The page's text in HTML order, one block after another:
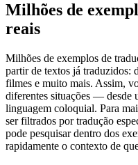
Milhões de
reais
Milhões de exemplos de
partir de textos já traduzidos:
filmes e muito mais. Assim,
diferentes situações — desde
linguagem coloquial. Para
ser filtrados por tradução
pode pesquisar dentro dos
rapidamente o contexto de